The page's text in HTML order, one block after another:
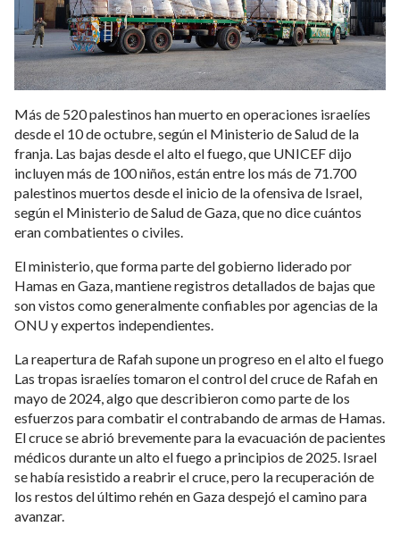
Más de 520 palestinos han muerto en operaciones israelíes
desde el 10 de octubre, según el Ministerio de Salud de la
franja. Las bajas desde el alto el fuego, que UNICEF dijo
incluyen más de 100 niños, están entre los más de 71.700
palestinos muertos desde el inicio de la ofensiva de Israel,
según el Ministerio de Salud de Gaza, que no dice cuántos
eran combatientes o civiles.
El ministerio, que forma parte del gobierno liderado por
Hamas en Gaza, mantiene registros detallados de bajas que
son vistos como generalmente confiables por agencias de la
ONU y expertos independientes.
La reapertura de Rafah supone un progreso en el alto el fuego
Las tropas israelíes tomaron el control del cruce de Rafah en
mayo de 2024, algo que describieron como parte de los
esfuerzos para combatir el contrabando de armas de Hamas.
El cruce se abrió brevemente para la evacuación de pacientes
médicos durante un alto el fuego a principios de 2025. Israel
se había resistido a reabrir el cruce, pero la recuperación de
los restos del último rehén en Gaza despejó el camino para
avanzar.